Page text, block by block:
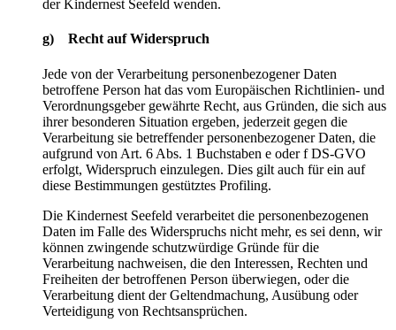
der Kindernest Seefeld wenden.
g) Recht auf Widerspruch
Jede von der Verarbeitung personenbezogener Daten
betroffene Person hat das vom Europäischen Richtlinien- und
Verordnungsgeber gewährte Recht, aus Gründen, die sich aus
ihrer besonderen Situation ergeben, jederzeit gegen die
Verarbeitung sie betreffender personenbezogener Daten, die
aufgrund von Art. 6 Abs. 1 Buchstaben e oder f DS-GVO
erfolgt, Widerspruch einzulegen. Dies gilt auch für ein auf
diese Bestimmungen gestütztes Profiling.
Die Kindernest Seefeld verarbeitet die personenbezogenen
Daten im Falle des Widerspruchs nicht mehr, es sei denn, wir
können zwingende schutzwürdige Gründe für die
Verarbeitung nachweisen, die den Interessen, Rechten und
Freiheiten der betroffenen Person überwiegen, oder die
Verarbeitung dient der Geltendmachung, Ausübung oder
Verteidigung von Rechtsansprüchen.